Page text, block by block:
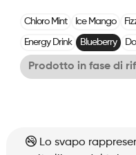
Chloro Mint Ice Mango
Energy Drink Blueberry
Prodotto in fase di
Lo svapo